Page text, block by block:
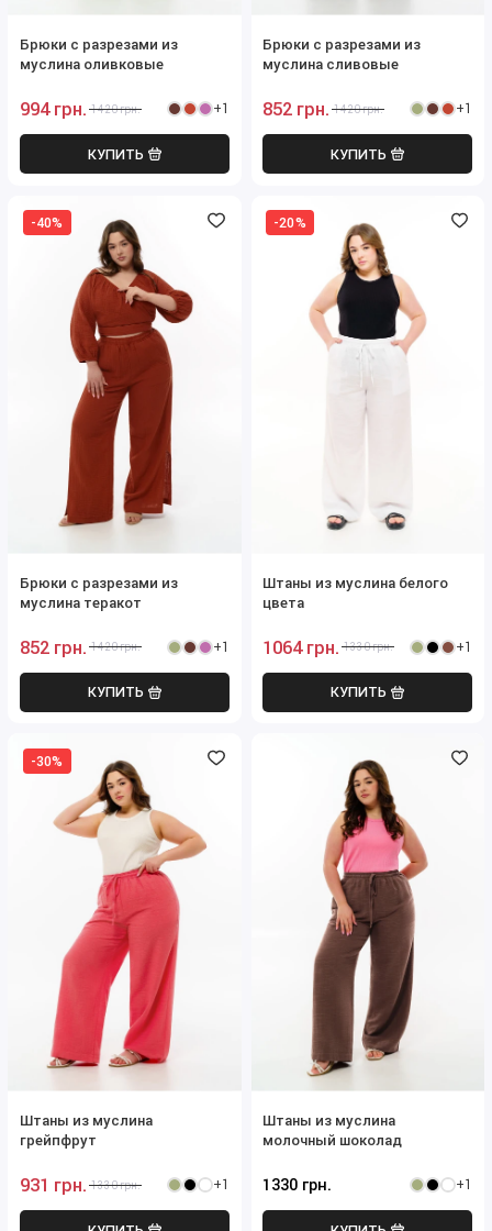
Брюки с разрезами из
муслина оливковые
994 грн. 1420 грн. +1
КУПИТЬ
Брюки с разрезами из
муслина сливовые
852 грн. 1420 грн. +1
КУПИТЬ
-40%
Брюки с разрезами из
муслина теракот
852 грн. 1420 грн. +1
КУПИТЬ
-20%
Штаны из муслина белого
цвета
1064 грн. 1330 грн. +1
КУПИТЬ
-30%
Штаны из муслина
грейпфрут
931 грн. 1330 грн. +1
Штаны из муслина
молочный шоколад
1330 грн. +1